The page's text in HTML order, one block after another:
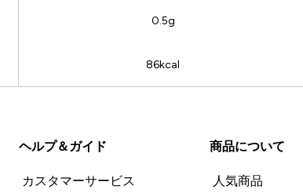
0.5g
86kcal
ヘルプ＆ガイド
カスタマーサービス
商品について
人気商品